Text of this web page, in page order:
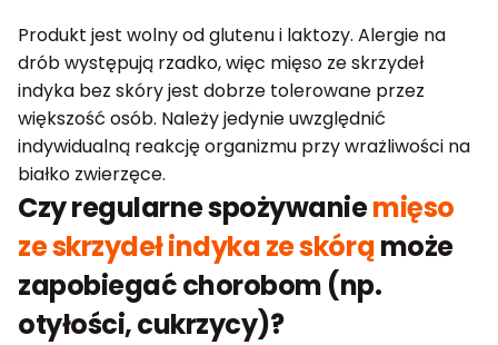
Produkt jest wolny od glutenu i laktozy. Alergie na
drób występują rzadko, więc mięso ze skrzydeł
indyka bez skóry jest dobrze tolerowane przez
większość osób. Należy jedynie uwzględnić
indywidualną reakcję organizmu przy wrażliwości na
białko zwierzęce.
Czy regularne spożywaniemięso
ze skrzydeł indyka ze skórąmoże
zapobiegać chorobom (np.
otyłości, cukrzycy)?